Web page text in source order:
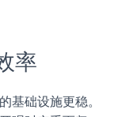
率
基础设施更稳。